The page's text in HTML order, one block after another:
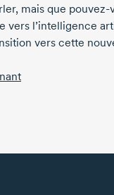
mais que pouvez-
vers l’intelligence
vers cette